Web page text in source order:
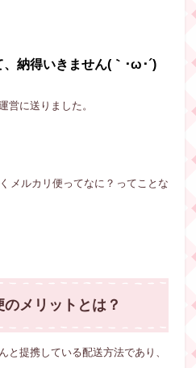
納得いきません(｀･ω･´)
営に送りました。
メルカリ便ってなに？ってことな
メリットとは？
と提携している配送方法であり、